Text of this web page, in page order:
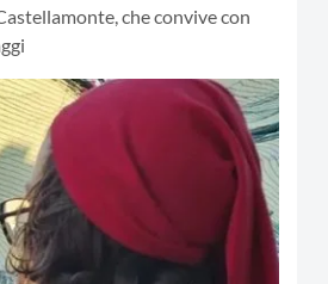
che convive con